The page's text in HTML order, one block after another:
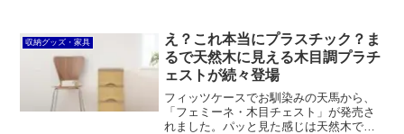
ウォールポケット」も良いですね。
収納グッズ・家具
え？これ本当にプラスチック？ま
るで天然木に見える木目調プラチ
ェストが続々登場
フィッツケースでお馴染みの天馬から、
「フェミーネ・木目チェスト」が発売さ
れました。パッと見た感じは天然木でで